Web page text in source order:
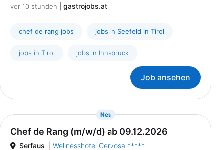
vor 10 stunden gastrojobs.at
chef de rang jobs jobs in Seefeld in Tirol
jobs in Tirol jobs in Innsbruck
Job ansehen
Neu{prompt.job}
Chef de Rang (m/w/d) ab 09.12.2026
Serfaus Wellnesshotel Cervosa *****